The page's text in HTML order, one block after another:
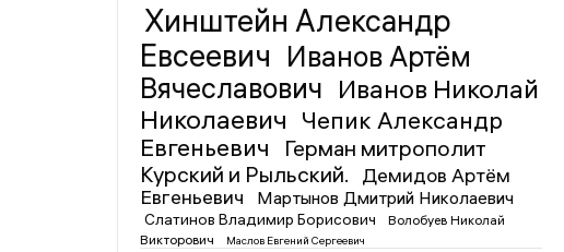
Хинштейн Александр
Евсеевич Иванов Артём
Вячеславович Иванов Николай
Николаевич Чепик Александр
Евгеньевич
Герман митрополит
Курский и Рыльский.
Демидов Артём
Евгеньевич
Мартынов Дмитрий Николаевич
Слатинов Владимир Борисович
Волобуев Николай
Викторович
Маслов Евгений Сергеевич